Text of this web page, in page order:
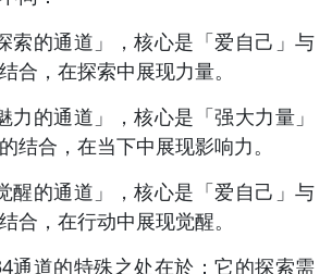
索的通道」，核心是「爱自己」与
合，在探索中展现力量。
力的通道」，核心是「强大力量」
结合，在当下中展现影响力。
醒的通道」，核心是「爱自己」与
合，在行动中展现觉醒。
通道的特殊之处在於：它的探索需